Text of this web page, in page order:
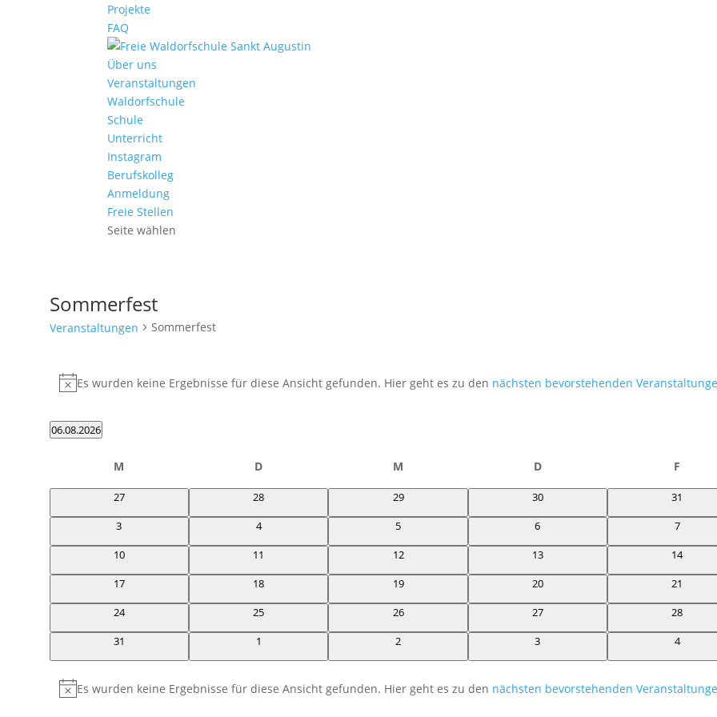
Projekte
FAQ
Über uns
Veranstaltungen
Waldorfschule
Schule
Unterricht
Instagram
Berufskolleg
Anmeldung
Freie Stellen
Seite wählen
Sommerfest
Veranstaltungen Sommerfest
Veranstaltungen
Hinweis
Es wurden keine Ergebnisse für diese Ansicht gefunden. Hier geht es zu den nächsten bevorstehenden
06.08.2026
Kalender
von
Veranstaltungen
M D M DDonnerstag F
0
27
0
28
0
29
0
30
0
31
0
3
0
4
0
5
0
6
0
7
010
011
012
013
014
017
018
019
0
20
0
21
0
24
0
25
0
26
0
27
0
28
0
31
01
0
2
0
3
0
4
Hinweis
Es wurden keine Ergebnisse für diese Ansicht gefunden. Hier geht es zu den nächsten bevorstehenden